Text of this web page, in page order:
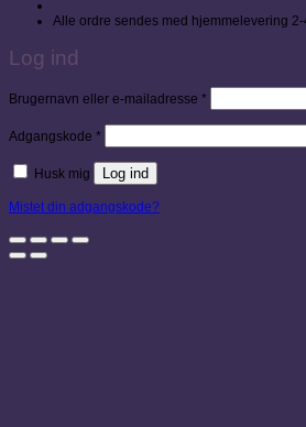
Alle ordre sendes med hjemmelevering
Log ind
Brugernavn eller e-mailadresse *Påkrævet
Adgangskode *Påkrævet
Husk mig Log ind
Mistet din adgangskode?